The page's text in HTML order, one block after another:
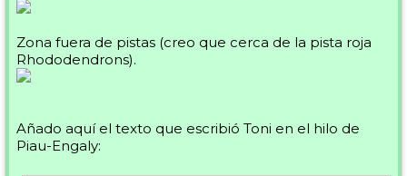
Zona fuera de pistas (creo que cerca de la pista roja
Rhododendrons).
Añado aquí el texto que escribió Toni en el hilo de
Piau-Engaly: